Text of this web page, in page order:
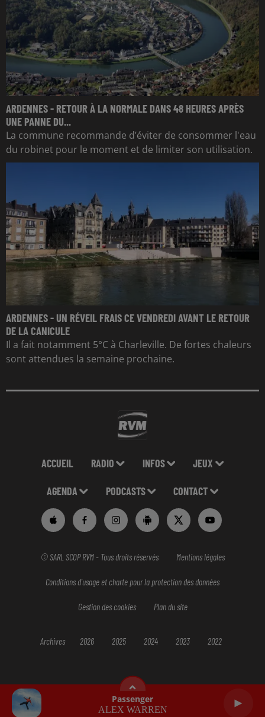
Passenger
ALEX WARREN
ARDENNES - RETOUR À LA NORMALE DANS 48 HEURES APRÈS
UNE PANNE DU...
La commune recommande d’éviter de consommer l'eau
du robinet pour le moment et de limiter son utilisation.
ARDENNES - UN RÉVEIL FRAIS CE VENDREDI AVANT LE RETOUR
DE LA CANICULE
Il a fait notamment 5°C à Charleville. De fortes chaleurs
sont attendues la semaine prochaine.
ACCUEIL RADIO INFOS JEUX
AGENDA PODCASTS CONTACT
© SARL SCOP RVM - Tous droits réservés Mentions légales
Conditions d'usage et charte pour la protection des données
Gestion des cookies Plan du site
Archives 2026 2025 2024 2023 2022